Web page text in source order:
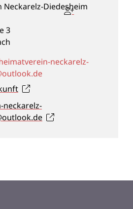
Neckarelz-Diedesheim
3
neckarelz-
neckarelz-